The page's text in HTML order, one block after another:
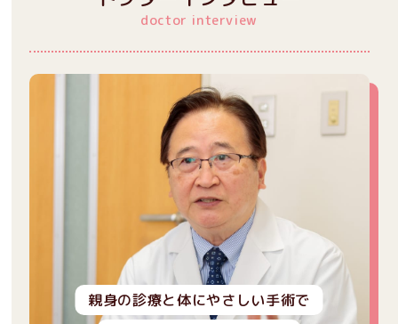
doctor interview
親身の診療と体にやさしい手術で